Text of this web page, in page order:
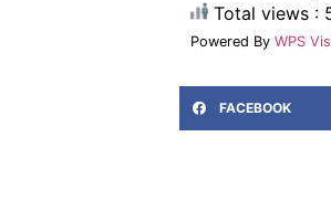
Total views :
Powered By WPS
FACEBOOK